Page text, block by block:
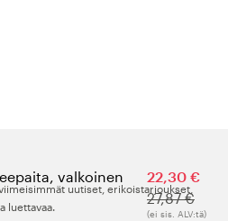
valkoinen
22,30 €
27,87 €
(ei sis. ALV:tä)
uutiset, erikoistarjoukset,
luettavaa.